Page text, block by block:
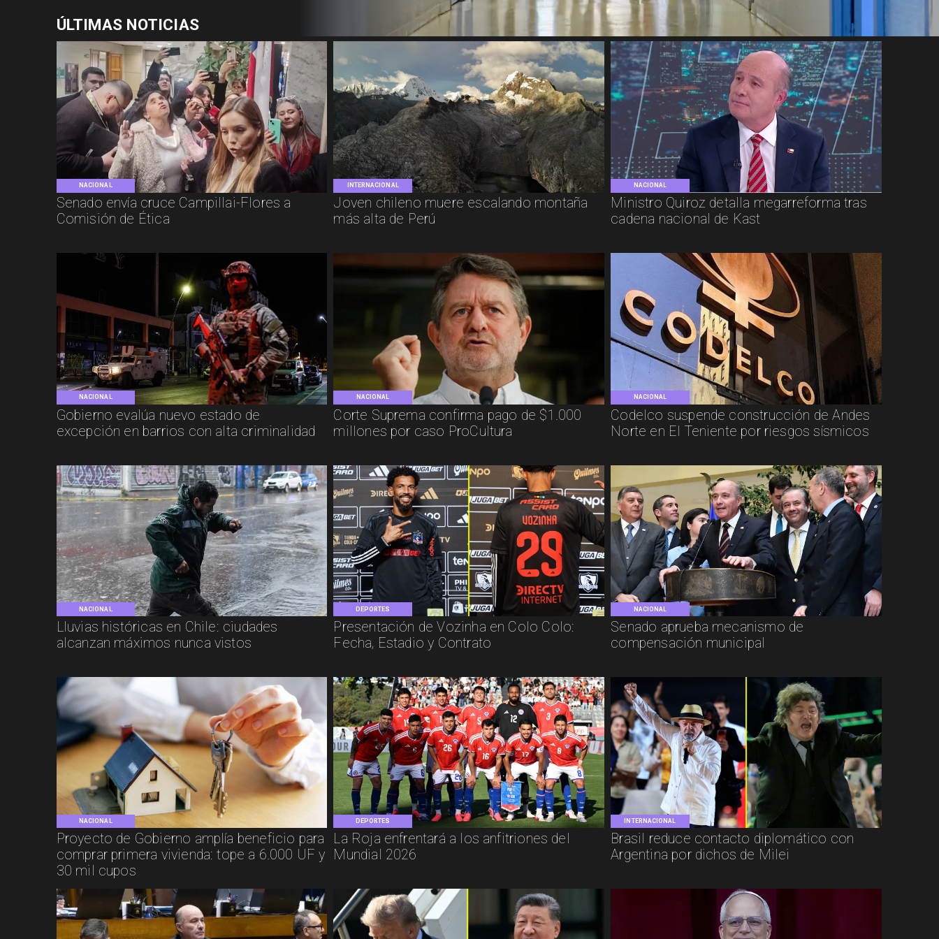
NACIONAL
Senado envía cruce Campillai-Flores a
Comisión de Ética
INTERNACIONAL
Joven chileno muere escalando montaña
más alta de Perú
NACIONAL
Ministro Quiroz detalla megarreforma tras
cadena nacional de Kast
NACIONAL
Gobierno evalúa nuevo estado de
excepción en barrios con alta criminalidad
NACIONAL
Corte Suprema confirma pago de $1.000
millones por caso ProCultura
NACIONAL
Codelco suspende construcción de Andes
Norte en El Teniente por riesgos sísmicos
NACIONAL
Lluvias históricas en Chile: ciudades
alcanzan máximos nunca vistos
DEPORTES
Presentación de Vozinha en Colo Colo:
Fecha, Estadio y Contrato
NACIONAL
Senado aprueba mecanismo de
compensación municipal
NACIONAL
Proyecto de Gobierno amplía beneficio para
comprar primera vivienda: tope a 6.000 UF y
30 mil cupos
DEPORTES
La Roja enfrentará a los anfitriones del
Mundial 2026
INTERNACIONAL
Brasil reduce contacto diplomático con
Argentina por dichos de Milei
ÚLTIMAS NOTICIAS